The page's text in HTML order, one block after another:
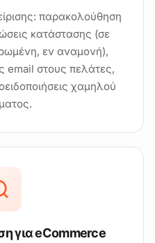
παρακολούθηση
κατάστασης (σε
εν αναμονή),
email στους πελάτες,
χαμηλού
για eCommerce